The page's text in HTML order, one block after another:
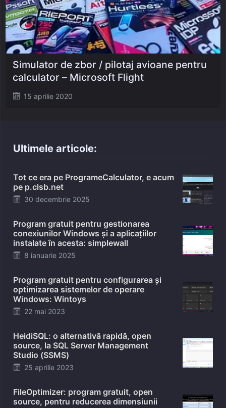
Posted
15 aprilie 2020
Simulator de zbor / pilotaj avioane pentru
calculator – Microsoft Flight
Ultimele articole:
Tot ce era pe ProgrameCalculator, e acum
pe p.clsb.net
Posted
30 decembrie 2025
Program gratuit pentru gestionarea
conexiunilor Windows și a aplicațiilor
instalate în acesta: simplewall
Posted
8 ianuarie 2025
Program gratuit pentru configurarea și
optimizarea sistemelor de operare
Windows: Wintoys
Posted
22 mai 2023
HeidiSQL: o alternativă rapidă, open
source, la SQL Server Management
Studio (SSMS)
Posted
25 aprilie 2023
FileOptimizer: program gratuit, open
source, pentru reducerea dimensiunii